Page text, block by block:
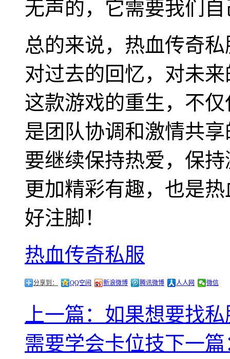
无声的，它需要我们
总的来说，热血传奇
对过去的回忆，对未
这款游戏的重生，不
是团队协调和激情共
要继续保持热爱，保
更加精彩有趣，也是
好注脚！
热血传奇私服
分享到： QQ空间 新浪微博 腾讯微博 人人网 微信
上一篇：如果想要找
需要学会卡位技下一